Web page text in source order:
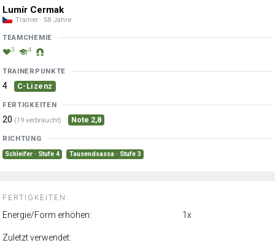
Lumír Cermak
Trainer · 58 Jahre
TEAMCHEMIE
3 4
TRAINERPUNKTE
4 C-Lizenz
FERTIGKEITEN
20 (19 verbraucht) Note 2,8
RICHTUNG
Schleifer · Stufe 4 Tausendsassa · Stufe 3
FERTIGKEITEN:
Energie/Form erhöhen: 1x
Zuletzt verwendet: